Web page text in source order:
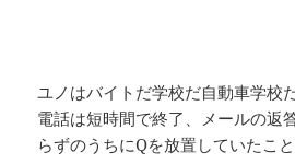
ユノはバイトだ学校だ自動車学校
電話は短時間で終了、メールの返
らずのうちにQを放置していたこと